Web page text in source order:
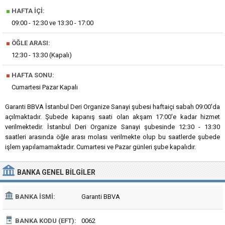
■ HAFTA İÇI:
09:00 - 12:30 ve 13:30 - 17:00
■ ÖĞLE ARASI:
12:30 - 13:30 (Kapalı)
■ HAFTA SONU:
Cumartesi Pazar Kapalı
Garanti BBVA İstanbul Deri Organize Sanayi şubesi haftaiçi sabah 09:00'da
açılmaktadır. Şubede kapanış saati olan akşam 17:00'e kadar hizmet
verilmektedir. İstanbul Deri Organize Sanayi şubesinde 12:30 - 13:30
saatleri arasında öğle arası molası verilmekte olup bu saatlerde şubede
işlem yapılamamaktadır. Cumartesi ve Pazar günleri şube kapalıdır.
BANKA GENEL BILGILER
BANKA İSMI: Garanti BBVA
BANKA KODU (EFT): 0062